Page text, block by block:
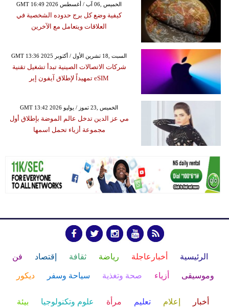
GMT 16:49 2026 الخميس ,06 آب / أغسطس
كيفية وضع كل برج حدوده الشخصية في
العلاقات ويتعامل مع الآخرين
GMT 13:36 2025 السبت ,18 تشرين الأول / أكتوبر
شركات الاتصالات الصينية تبدأ تشغيل تقنية
eSIM تمهيداً لإطلاق آيفون إير
GMT 13:42 2026 الخميس ,23 تموز / يوليو
مي عز الدين تدخل عالم الموضة بإطلاق أول
مجموعة أزياء تحمل اسمها
الرئيسية أخبارعاجلة رياضة ثقافة إقتصاد فن
وموسيقى أزياء صحة وتغذية سياحة وسفر ديكور
أخبار إعلام تعليم مرأة علوم وتكنولوجيا بيئة